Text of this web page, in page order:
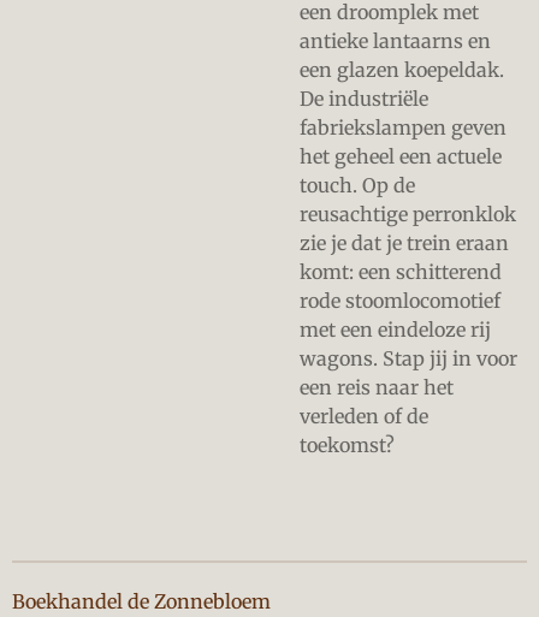
een droomplek met
antieke lantaarns en
een glazen koepeldak.
De industriële
fabriekslampen geven
het geheel een actuele
touch. Op de
reusachtige perronklok
zie je dat je trein eraan
komt: een schitterend
rode stoomlocomotief
met een eindeloze rij
wagons. Stap jij in voor
een reis naar het
verleden of de
toekomst?
Boekhandel de Zonnebloem